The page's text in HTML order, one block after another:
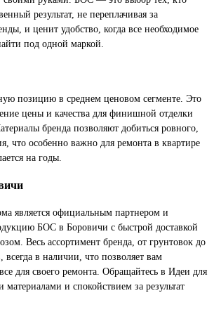
результат, не переплачивая за
и ценит удобство, когда все необходимое
под одной маркой.
позицию в среднем ценовом сегменте. Это
цены и качества для финишной отделки
бренда позволяют добиться ровного,
что особенно важно для ремонта в квартире
на годы.
является официальным партнером и
БОС в Боровичи с быстрой доставкой
Весь ассортимент бренда, от грунтовок до
всегда в наличии, что позволяет вам
для своего ремонта. Обращайтесь в Идеи для
материалами и спокойствием за результат